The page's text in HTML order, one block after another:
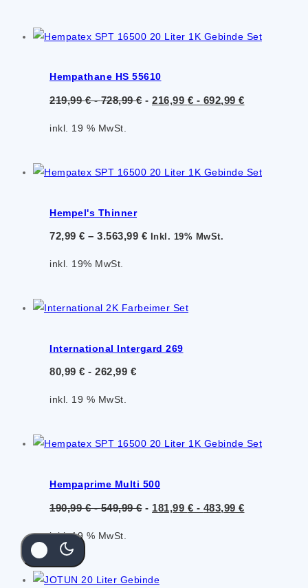
Hempathane HS 55610
219,99€-728,99€- 216,99 € - 692,99 €
inkl. 19 % MwSt.
Hempel's Thinner
72,99 € – 3.563,99 € Inkl. 19% MwSt.
inkl. 19% MwSt.
International Intergard 269
80,99 € - 262,99 €
inkl. 19 % MwSt.
Hempaprime Multi 500
190,99€-549,99€- 181,99 € - 483,99 €
inkl. 19 % MwSt.